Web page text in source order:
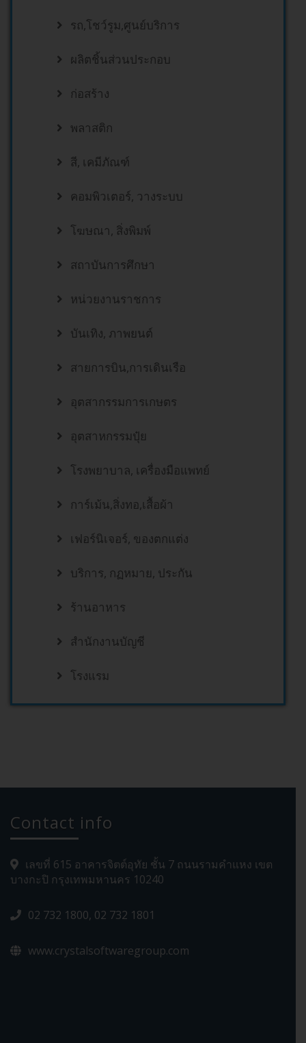
รถ,โชว์รูม,ศูนย์บริการ
ผลิตชิ้นส่วนประกอบ
ก่อสร้าง
พลาสติก
สี, เคมีภัณฑ์
คอมพิวเตอร์, วางระบบ
โฆษณา, สิ่งพิมพ์
สถาบันการศึกษา
หน่วยงานราชการ
บันเทิง, ภาพยนต์
สายการบิน,การเดินเรือ
อุตสากรรมการเกษตร
อุตสาหกรรมปุ๋ย
โรงพยาบาล, เครื่องมือแพทย์
การ์เม้น,สิ่งทอ,เสื้อผ้า
เฟอร์นิเจอร์, ของตกแต่ง
บริการ, กฏหมาย, ประกัน
ร้านอาหาร
สำนักงานบัญชี
โรงแรม
Contact info
เลขที่ 615 อาคารจิตต์อุทัย ชั้น 7 ถนนรามคำแหง เขต
บางกะปิ กรุงเทพมหานคร 10240
02 732 1800, 02 732 1801
www.crystalsoftwaregroup.com